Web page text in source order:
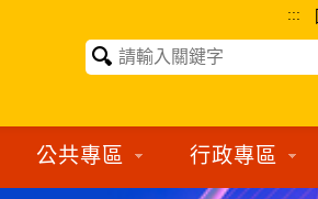
:::
公共專區 行政專區